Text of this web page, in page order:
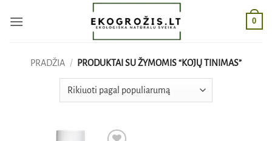
0
PRADŽIA / PRODUKTAI SU ŽYMOMIS “KOJŲ TINIMAS”